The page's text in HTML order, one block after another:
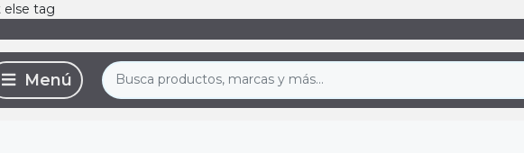
else tag